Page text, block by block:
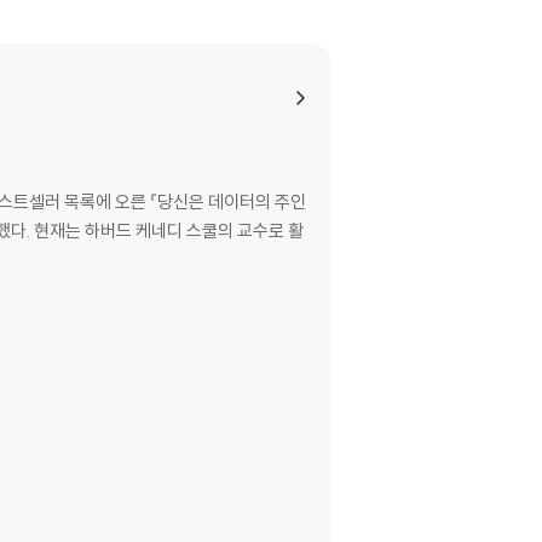
트셀러 목록에 오른 『당신은 데이터의 주인
다. 현재는 하버드 케네디 스쿨의 교수로 활